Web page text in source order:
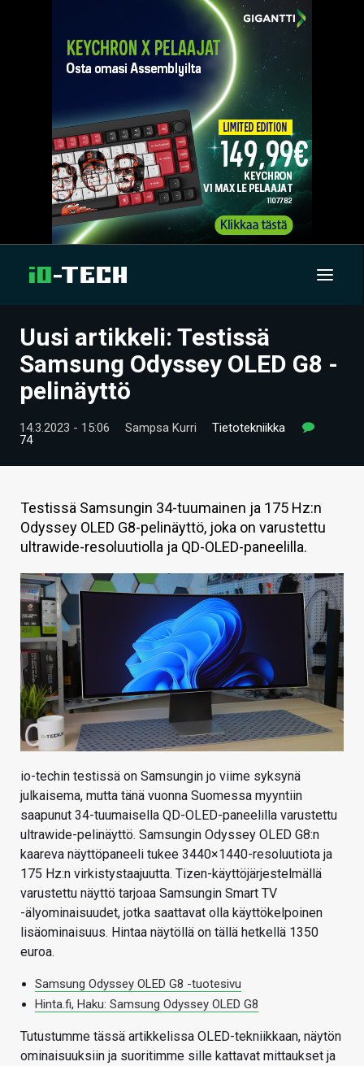
UUTISET
ARTIKKELIT
VIDEOT
HINTA.FI
KAUPPA
VAIHDA TEEMA
HAKU
Uusi artikkeli: Testissä
Samsung Odyssey OLED G8 -
pelinäyttö
14.3.2023 - 15:06 Sampsa Kurri
Tietotekniikka
74
Testissä Samsungin 34-tuumainen ja 175 Hz:n
Odyssey OLED G8-pelinäyttö, joka on varustettu
ultrawide-resoluutiolla ja QD-OLED-paneelilla.
io-techin testissä on Samsungin jo viime syksynä
julkaisema, mutta tänä vuonna Suomessa myyntiin
saapunut 34-tuumaisella QD-OLED-paneelilla varustettu
ultrawide-pelinäyttö. Samsungin Odyssey OLED G8:n
kaareva näyttöpaneeli tukee 3440×1440-resoluutiota ja
175 Hz:n virkistystaajuutta. Tizen-käyttöjärjestelmällä
varustettu näyttö tarjoaa Samsungin Smart TV
-älyominaisuudet, jotka saattavat olla käyttökelpoinen
lisäominaisuus. Hintaa näytöllä on tällä hetkellä 1350
euroa.
Samsung Odyssey OLED G8 -tuotesivu
Hinta.fi, Haku: Samsung Odyssey OLED G8
Tutustumme tässä artikkelissa OLED-tekniikkaan, näytön
ominaisuuksiin ja suoritimme sille kattavat mittaukset ja